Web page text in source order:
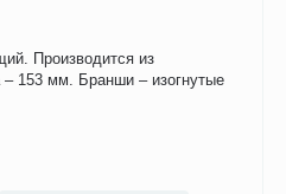
Производится из
153 мм. Бранши – изогнутые